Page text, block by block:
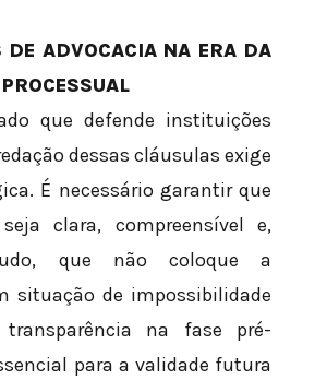
DE ADVOCACIA NA ERA DA
que defende instituições
dessas cláusulas exige
É necessário garantir que
clara, compreensível e,
que não coloque a
situação de impossibilidade
na fase pré-
para a validade futura